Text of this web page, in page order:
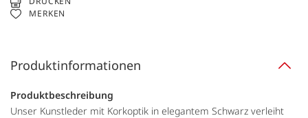
MERKEN
Produktinformationen
Produktbeschreibung
Unser Kunstleder mit Korkoptik in elegantem Schwarz verleiht